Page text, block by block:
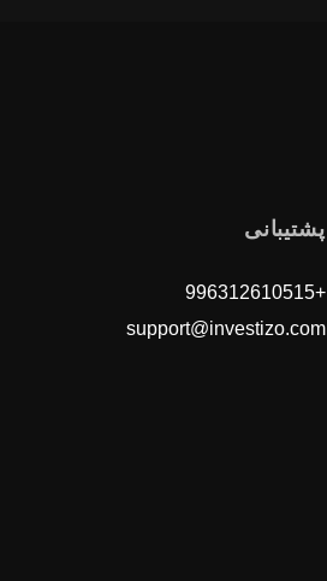
پشتیبانی
+996312610515
support@investizo.com